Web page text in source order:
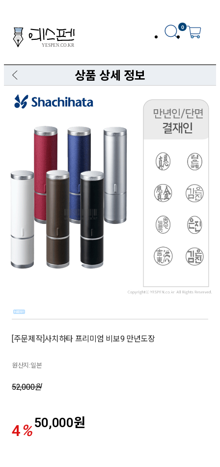
0
상품 상세 정보
[주문제작]사치하타 프리미엄 비보9 만년도장
원산지:일본
52,000원
4%50,000원